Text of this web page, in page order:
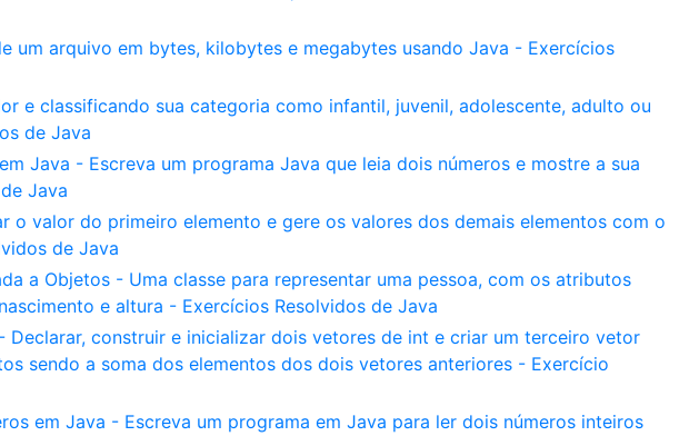
um arquivo em bytes, kilobytes e megabytes usando Java - Exercícios
e classificando sua categoria como infantil, juvenil, adolescente, adulto ou
de Java
Java - Escreva um programa Java que leia dois números e mostre a sua
Java
o valor do primeiro elemento e gere os valores dos demais elementos com o
de Java
a Objetos - Uma classe para representar uma pessoa, com os atributos
e altura - Exercícios Resolvidos de Java
Declarar, construir e inicializar dois vetores de int e criar um terceiro vetor
sendo a soma dos elementos dos dois vetores anteriores - Exercício
em Java - Escreva um programa em Java para ler dois números inteiros